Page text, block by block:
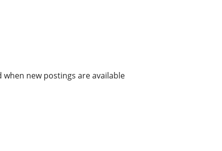
new postings are available